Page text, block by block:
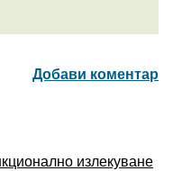
Добави коментар
излекуване